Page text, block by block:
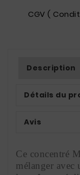
CGV (
Description
Détails du
Avis
Ce concentré
mélanger avec